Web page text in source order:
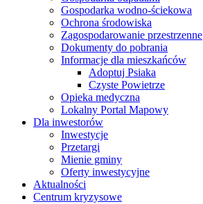
Gospodarka wodno-ściekowa
Ochrona środowiska
Zagospodarowanie przestrzenne
Dokumenty do pobrania
Informacje dla mieszkańców
Adoptuj Psiaka
Czyste Powietrze
Opieka medyczna
Lokalny Portal Mapowy
Dla inwestorów
Inwestycje
Przetargi
Mienie gminy
Oferty inwestycyjne
Aktualności
Centrum kryzysowe